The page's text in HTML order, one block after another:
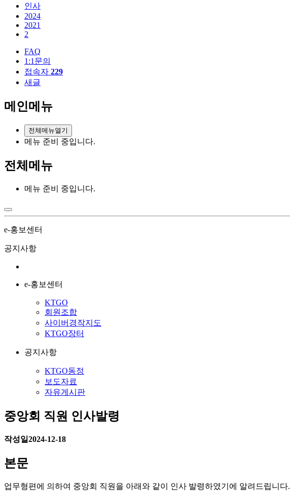
인사
2024
2021
2
FAQ
1:1문의
접속자 229
새글
메인메뉴
전체메뉴열기
메뉴 준비 중입니다.
전체메뉴
메뉴 준비 중입니다.
e-홍보센터
공지사항
e-홍보센터
KTGO
회원조합
사이버경작지도
KTGO장터
공지사항
KTGO동정
보도자료
자유게시판
중앙회 직원 인사발령
작성일2024-12-18
본문
업무형편에 의하여 중앙회 직원을 아래와 같이 인사 발령하였기에 알려드립니다.